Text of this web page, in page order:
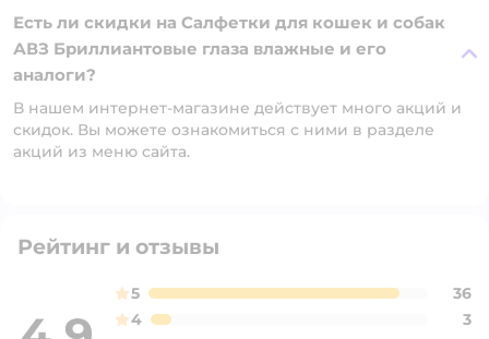
Есть ли скидки на Салфетки для кошек и собак
АВЗ Бриллиантовые глаза влажные и его
аналоги?
В нашем интернет-магазине действует много акций и
скидок. Вы можете ознакомиться с ними в разделе
акций из меню сайта.
Рейтинг и отзывы
5
36
4
3